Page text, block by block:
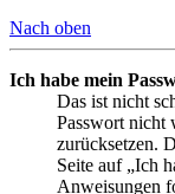
Nach oben
Ich habe mein
Das ist nicht
Passwort nicht
zurücksetzen.
Seite auf „Ich
Anweisungen